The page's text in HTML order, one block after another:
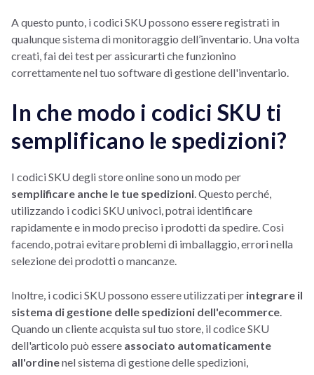
A questo punto, i codici SKU possono essere registrati in
qualunque sistema di monitoraggio dell’inventario. Una volta
creati, fai dei test per assicurarti che funzionino
correttamente nel tuo software di gestione dell'inventario.
In che modo i codici SKU ti
semplificano le spedizioni?
I codici SKU degli store online sono un modo per
semplificare anche le tue spedizioni . Questo perché,
utilizzando i codici SKU univoci, potrai identificare
rapidamente e in modo preciso i prodotti da spedire. Così
facendo, potrai evitare problemi di imballaggio, errori nella
selezione dei prodotti o mancanze.
Inoltre, i codici SKU possono essere utilizzati per integrare il
sistema di gestione delle spedizioni dell'ecommerce
Quando un cliente acquista sul tuo store, il codice SKU
dell'articolo può essere associato automaticamente
all'ordinenel sistema di gestione delle spedizioni,